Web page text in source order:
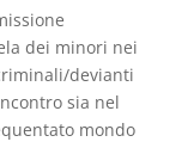
dei minori nei
devianti
sia nel
mondo